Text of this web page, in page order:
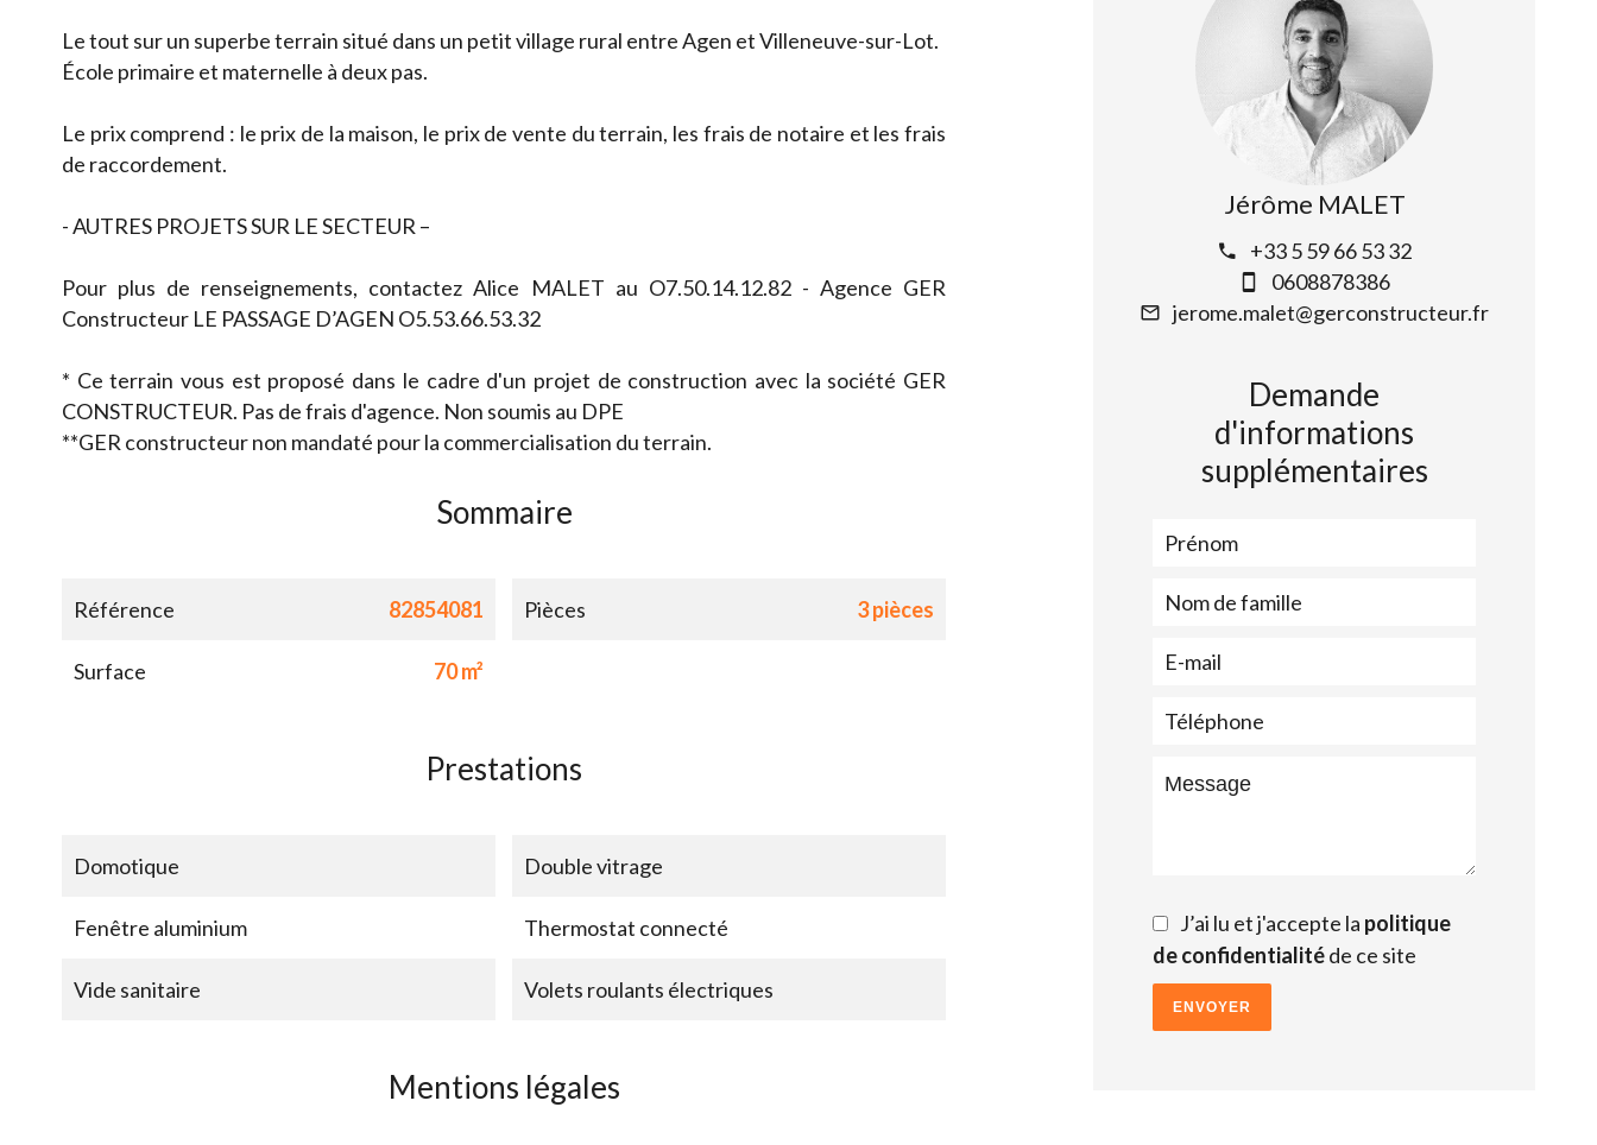
Le tout sur un superbe terrain situé dans un petit village rural entre Agen et Villeneuve-sur-Lot.
École primaire et maternelle à deux pas.
Le prix comprend : le prix de la maison, le prix de vente du terrain, les frais de notaire et les frais
de raccordement.
- AUTRES PROJETS SUR LE SECTEUR –
Pour plus de renseignements, contactez Alice MALET au O7.50.14.12.82 - Agence GER
Constructeur LE PASSAGE D’AGEN O5.53.66.53.32
* Ce terrain vous est proposé dans le cadre d'un projet de construction avec la société GER
CONSTRUCTEUR. Pas de frais d'agence. Non soumis au DPE
**GER constructeur non mandaté pour la commercialisation du terrain.
Sommaire
Référence 82854081 Pièces 3 pièces
Surface 70 m²
Prestations
Domotique Double vitrage
Fenêtre aluminium Thermostat connecté
Vide sanitaire Volets roulants électriques
Mentions légales
Jérôme MALET
+33 5 59 66 53 32
0608878386
jerome.malet@gerconstructeur.fr
Demande
d'informations
supplémentaires
J’ai lu et j'accepte la politique
de confidentialitéde ce site
ENVOYER